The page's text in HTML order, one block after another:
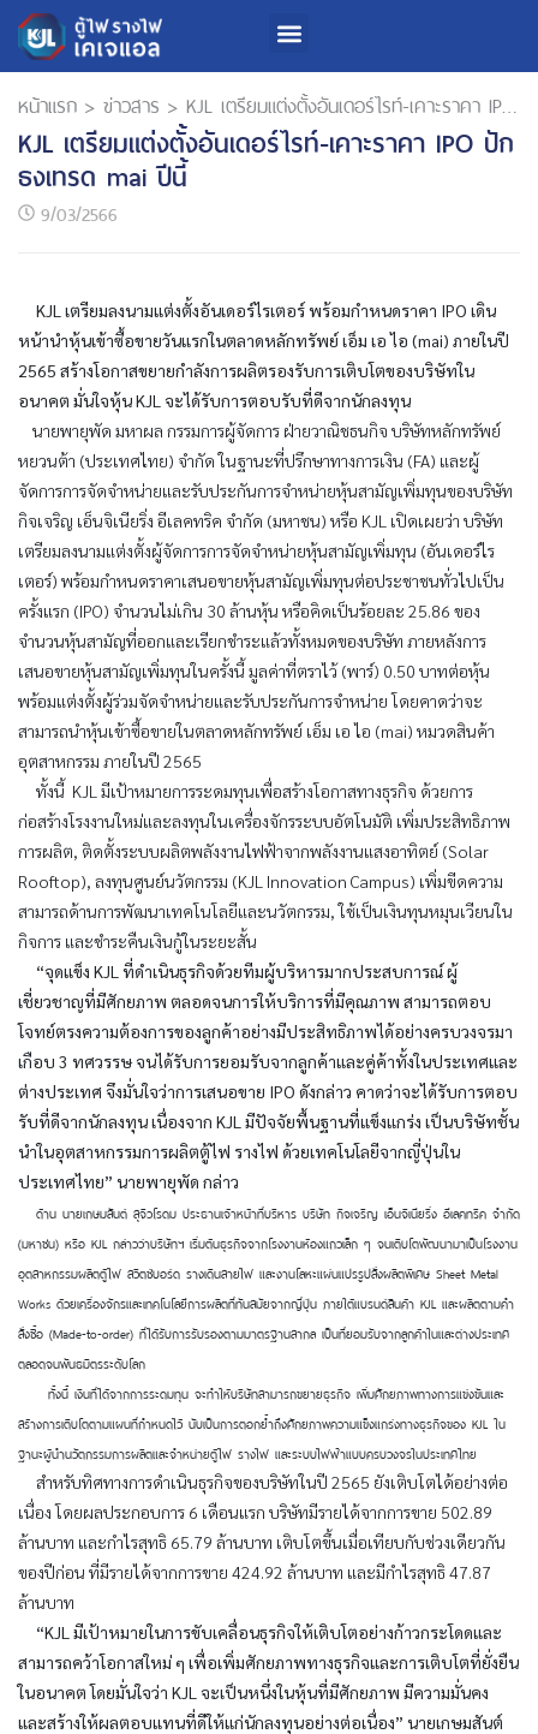
หน้าแรก > ข่าวสาร > KJL เตรียมแต่งตั้งอันเดอร์ไรท์-เคาะราคา IPO ปักธงเทรด mai ปีนี้
KJL เตรียมแต่งตั้งอันเดอร์ไรท์-เคาะราคา IPO ปัก
ธงเทรด mai ปีนี้
9/03/2566
KJL เตรียมลงนามแต่งตั้งอันเดอร์ไรเตอร์ พร้อมกำหนดราคา IPO เดิน
หน้านำหุ้นเข้าซื้อขายวันแรกในตลาดหลักทรัพย์ เอ็ม เอ ไอ (mai) ภายในปี
2565 สร้างโอกาสขยายกำลังการผลิตรองรับการเติบโตของบริษัทใน
อนาคต มั่นใจหุ้น KJL จะได้รับการตอบรับที่ดีจากนักลงทุน
นายพายุพัด มหาผล กรรมการผู้จัดการ ฝ่ายวาณิชธนกิจ บริษัทหลักทรัพย์
หยวนต้า (ประเทศไทย) จำกัด ในฐานะที่ปรึกษาทางการเงิน (FA) และผู้
จัดการการจัดจำหน่ายและรับประกันการจำหน่ายหุ้นสามัญเพิ่มทุนของบริษัท
กิจเจริญ เอ็นจิเนียริ่ง อีเลคทริค จำกัด (มหาชน) หรือ KJL เปิดเผยว่า บริษัท
เตรียมลงนามแต่งตั้งผู้จัดการการจัดจำหน่ายหุ้นสามัญเพิ่มทุน (อันเดอร์ไร
เตอร์) พร้อมกำหนดราคาเสนอขายหุ้นสามัญเพิ่มทุนต่อประชาชนทั่วไปเป็น
ครั้งแรก (IPO) จำนวนไม่เกิน 30 ล้านหุ้น หรือคิดเป็นร้อยละ 25.86 ของ
จำนวนหุ้นสามัญที่ออกและเรียกชำระแล้วทั้งหมดของบริษัท ภายหลังการ
เสนอขายหุ้นสามัญเพิ่มทุนในครั้งนี้ มูลค่าที่ตราไว้ (พาร์) 0.50 บาทต่อหุ้น
พร้อมแต่งตั้งผู้ร่วมจัดจำหน่ายและรับประกันการจำหน่าย โดยคาดว่าจะ
สามารถนำหุ้นเข้าซื้อขายในตลาดหลักทรัพย์ เอ็ม เอ ไอ (mai) หมวดสินค้า
อุตสาหกรรม ภายในปี 2565
ทั้งนี้ KJL มีเป้าหมายการระดมทุนเพื่อสร้างโอกาสทางธุรกิจ ด้วยการ
ก่อสร้างโรงงานใหม่และลงทุนในเครื่องจักรระบบอัตโนมัติ เพิ่มประสิทธิภาพ
การผลิต, ติดตั้งระบบผลิตพลังงานไฟฟ้าจากพลังงานแสงอาทิตย์ (Solar
Rooftop), ลงทุนศูนย์นวัตกรรม (KJL Innovation Campus) เพิ่มขีดความ
สามารถด้านการพัฒนาเทคโนโลยีและนวัตกรรม, ใช้เป็นเงินทุนหมุนเวียนใน
กิจการ และชำระคืนเงินกู้ในระยะสั้น
“จุดแข็ง KJL ที่ดำเนินธุรกิจด้วยทีมผู้บริหารมากประสบการณ์ ผู้
เชี่ยวชาญที่มีศักยภาพ ตลอดจนการให้บริการที่มีคุณภาพ สามารถตอบ
โจทย์ตรงความต้องการของลูกค้าอย่างมีประสิทธิภาพได้อย่างครบวงจรมา
เกือบ 3 ทศวรรษ จนได้รับการยอมรับจากลูกค้าและคู่ค้าทั้งในประเทศและ
ต่างประเทศ จึงมั่นใจว่าการเสนอขาย IPO ดังกล่าว คาดว่าจะได้รับการตอบ
รับที่ดีจากนักลงทุน เนื่องจาก KJL มีปัจจัยพื้นฐานที่แข็งแกร่ง เป็นบริษัทชั้น
นำในอุตสาหกรรมการผลิตตู้ไฟ รางไฟ ด้วยเทคโนโลยีจากญี่ปุ่นใน
ประเทศไทย” นายพายุพัด กล่าว
ด้าน นายเกษมสันต์ สุจิวโรดม ประธานเจ้าหน้าที่บริหาร บริษัท กิจเจริญ เอ็นจิเนียริ่ง อีเลคทริค จำกัด
(มหาชน) หรือ KJL กล่าวว่าบริษัทฯ เริ่มต้นธุรกิจจากโรงงานห้องแถวเล็ก ๆ จนเติบโตพัฒนามาเป็นโรงงาน
อุตสาหกรรมผลิตตู้ไฟ สวิตช์บอร์ด รางเดินสายไฟ และงานโลหะแผ่นแปรรูปสั่งผลิตพิเศษ Sheet Metal
Works ด้วยเครื่องจักรและเทคโนโลยีการผลิตที่ทันสมัยจากญี่ปุ่น ภายใต้แบรนด์สินค้า KJL และผลิตตามคำ
สั่งซื้อ (Made-to-order) ที่ได้รับการรับรองตามมาตรฐานสากล เป็นที่ยอมรับจากลูกค้าในและต่างประเทศ
ตลอดจนพันธมิตรระดับโลก
ทั้งนี้ เงินที่ได้จากการระดมทุน จะทำให้บริษัทสามารถขยายธุรกิจ เพิ่มศักยภาพทางการแข่งขันและ
สร้างการเติบโตตามแผนที่กำหนดไว้ นับเป็นการตอกย้ำถึงศักยภาพความแข็งแกร่งทางธุรกิจของ KJL ใน
ฐานะผู้นำนวัตกรรมการผลิตและจำหน่ายตู้ไฟ รางไฟ และระบบไฟฟ้าแบบครบวงจรในประเทศไทย
สำหรับทิศทางการดำเนินธุรกิจของบริษัทในปี 2565 ยังเติบโตได้อย่างต่อ
เนื่อง โดยผลประกอบการ 6 เดือนแรก บริษัทมีรายได้จากการขาย 502.89
ล้านบาท และกำไรสุทธิ 65.79 ล้านบาท เติบโตขึ้นเมื่อเทียบกับช่วงเดียวกัน
ของปีก่อน ที่มีรายได้จากการขาย 424.92 ล้านบาท และมีกำไรสุทธิ 47.87
ล้านบาท
“KJL มีเป้าหมายในการขับเคลื่อนธุรกิจให้เติบโตอย่างก้าวกระโดดและ
สามารถคว้าโอกาสใหม่ ๆ เพื่อเพิ่มศักยภาพทางธุรกิจและการเติบโตที่ยั่งยืน
ในอนาคต โดยมั่นใจว่า KJL จะเป็นหนึ่งในหุ้นที่มีศักยภาพ มีความมั่นคง
และสร้างให้ผลตอบแทนที่ดีให้แก่นักลงทุนอย่างต่อเนื่อง” นายเกษมสันต์